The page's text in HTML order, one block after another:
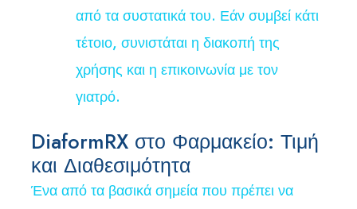
από τα συστατικά του. Εάν συμβεί κάτι
τέτοιο, συνιστάται η διακοπή της
χρήσης και η επικοινωνία με τον
γιατρό.
DiaformRX στο Φαρμακείο: Τιμή
και Διαθεσιμότητα
Ένα από τα βασικά σημεία που πρέπει να